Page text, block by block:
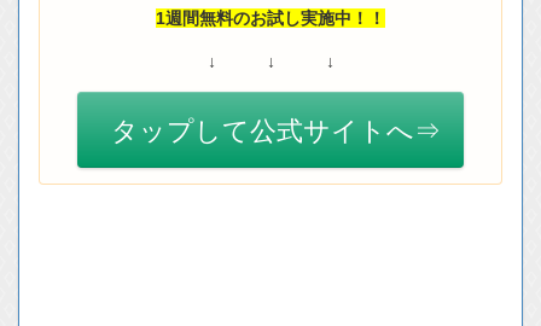
1週間無料のお試し実施中！！
↓ ↓ ↓
タップして公式サイトへ⇒